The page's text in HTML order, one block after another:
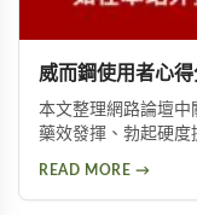
威而鋼使用者心
本文整理網路論壇中
藥效發揮、勃起硬度
READ MORE →